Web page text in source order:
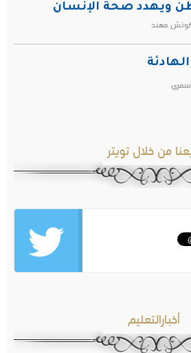
ويهدد صحة الإنسان
مهند
من خلال تويتر
أخبارالتعليم